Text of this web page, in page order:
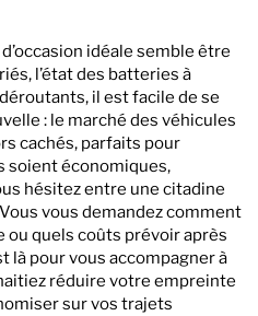
idéale semble être
l’état des batteries à
il est facile de se
: le marché des véhicules
cachés, parfaits pour
soient économiques,
hésitez entre une citadine
vous demandez comment
ou quels coûts prévoir après
là pour vous accompagner à
réduire votre empreinte
sur vos trajets